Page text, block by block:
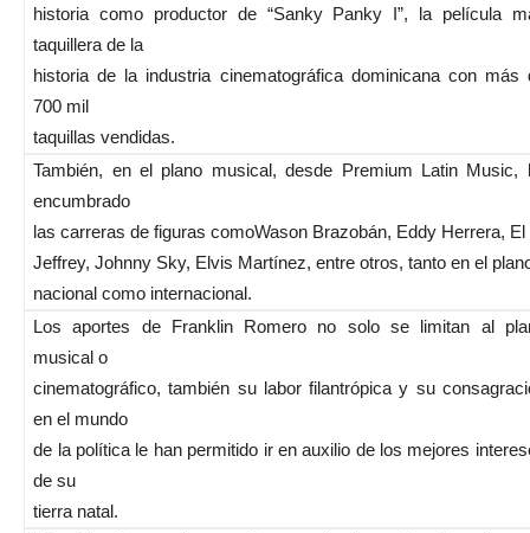
historia como productor de “Sanky Panky I”, la película
taquillera de la
historia de la industria cinematográfica dominicana con más
700 mil
taquillas vendidas.
También, en el plano musical, desde Premium Latin Music,
encumbrado
las carreras de figuras comoWason Brazobán, Eddy Herrera, El
Jeffrey, Johnny Sky, Elvis Martínez, entre otros, tanto en el
nacional como internacional.
Los aportes de Franklin Romero no solo se limitan al
musical o
cinematográfico, también su labor filantrópica y su
en el mundo
de la política le han permitido ir en auxilio de los mejores
de su
tierra natal.